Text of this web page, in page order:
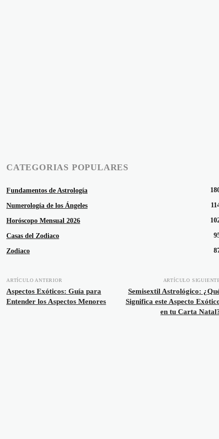
CATEGORIAS POPULARES
Fundamentos de Astrología
Numerología de los Ángeles
Horóscopo Mensual 2026
Casas del Zodiaco
Zodiaco
ARTÍCULO ANTERIOR
Aspectos Exóticos: Guía para
Entender los Aspectos Menores
ARTÍCULO
Semisextil Astrológico:
Significa este Aspecto
en tu Carta